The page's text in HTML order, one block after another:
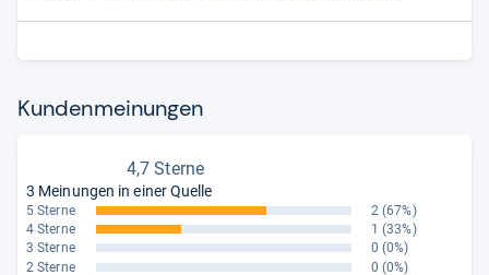
Kun­den­mei­nun­gen
4,7 Sterne
3 Meinungen in einer Quelle
5 Sterne 2 (67%)
4 Sterne
1 (33%)
3 Sterne
0 (0%)
2 Sterne
0 (0%)